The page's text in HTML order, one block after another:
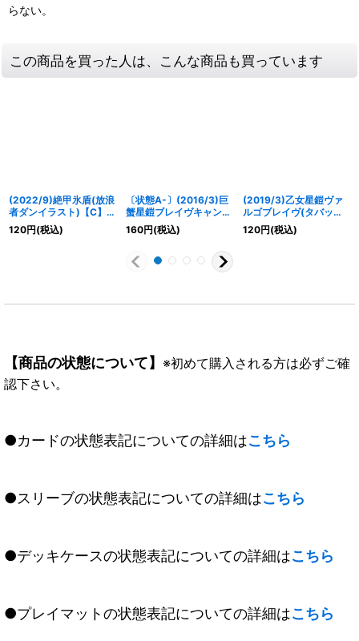
らない。
この商品を買った人は、こんな商品も買っています
(2022/9)絶甲氷盾(放浪
者ダンイラスト)【C】
{SD56-RV009}《白》
120円(税込)
〔状態A-〕(2016/3)巨
蟹星鎧ブレイヴキャンサ
ー(Mレア仕様/BSC27収
録)【X】{BS26-X07}
160円(税込)
(2019/3)乙女星鎧ヴァ
ルゴブレイヴ(タバック
加工/光導デッキCB収
録)【R】{BS26-061}
120円(税込)
【商品の状態について】 ※初めて購入される方は必ずご確
認下さい。
●カードの状態表記についての詳細はこちら
●スリーブの状態表記についての詳細はこちら
●デッキケースの状態表記についての詳細はこちら
●プレイマットの状態表記についての詳細はこちら